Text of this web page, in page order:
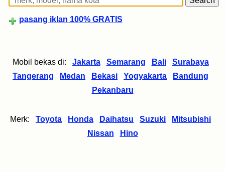
pasang iklan 100% GRATIS
Mobil bekas di: Jakarta Semarang Bali
Surabaya
Tangerang
Medan Bekasi Yogyakarta
Bandung
Pekanbaru
Merk: Toyota Honda Daihatsu Suzuki
Mitsubishi
Nissan
Hino